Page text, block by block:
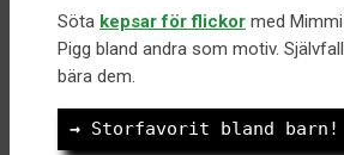
varianter.
De
Söta kepsar för flickor med
Pigg bland andra som motiv.
bära dem.
→ Storfavorit bland barn!